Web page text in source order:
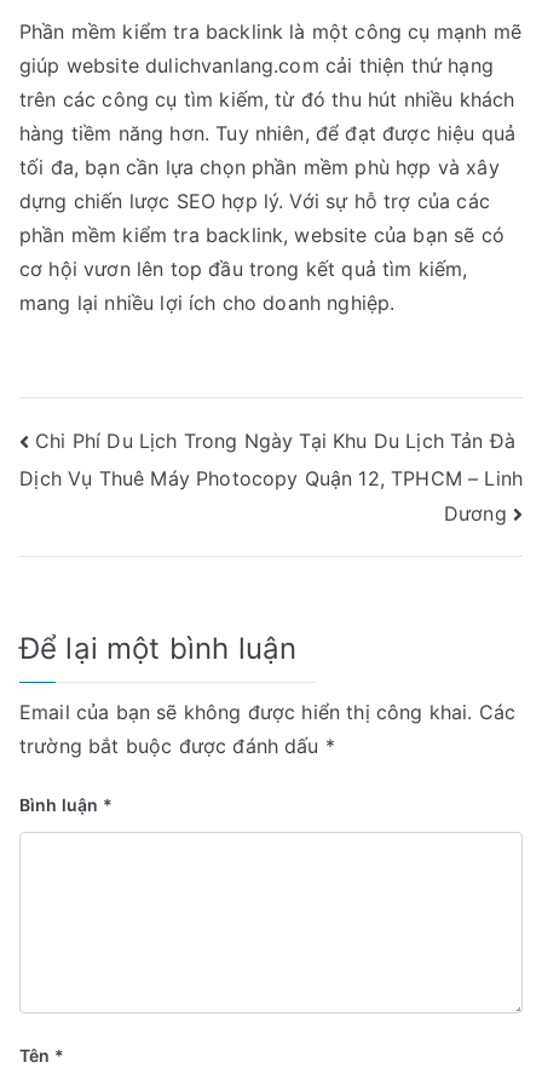
Phần mềm kiểm tra backlink là một công cụ mạnh mẽ
giúp website dulichvanlang.com cải thiện thứ hạng
trên các công cụ tìm kiếm, từ đó thu hút nhiều khách
hàng tiềm năng hơn. Tuy nhiên, để đạt được hiệu quả
tối đa, bạn cần lựa chọn phần mềm phù hợp và xây
dựng chiến lược SEO hợp lý. Với sự hỗ trợ của các
phần mềm kiểm tra backlink, website của bạn sẽ có
cơ hội vươn lên top đầu trong kết quả tìm kiếm,
mang lại nhiều lợi ích cho doanh nghiệp.
Điều
hướng
bài
Chi Phí Du Lịch Trong Ngày Tại Khu Du Lịch Tản Đà
Dịch Vụ Thuê Máy Photocopy Quận 12, TPHCM – Linh
Dương
Để lại một bình luận
Email của bạn sẽ không được hiển thị công khai. Các
trường bắt buộc được đánh dấu *
Bình luận *
Tên *